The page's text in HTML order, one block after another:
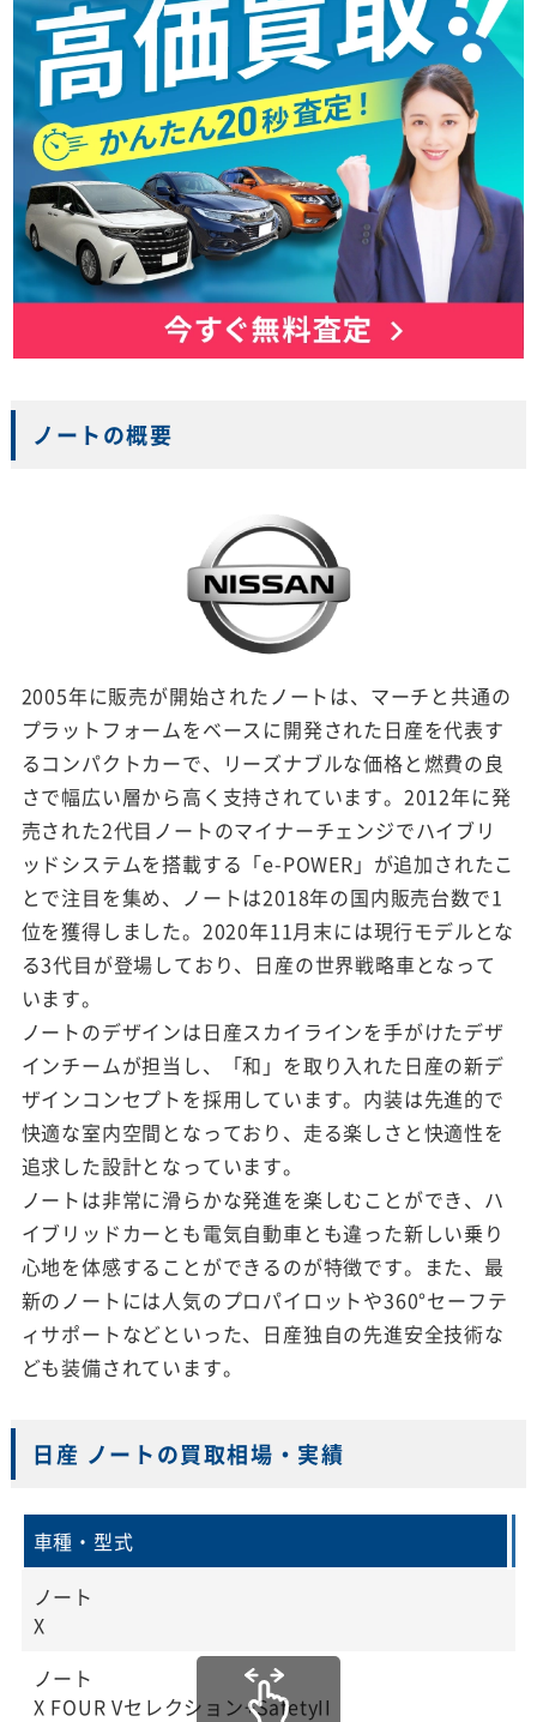
ノートの概要
2005年に販売が開始されたノートは、マーチと共通の
プラットフォームをベースに開発された日産を代表す
るコンパクトカーで、リーズナブルな価格と燃費の良
さで幅広い層から高く支持されています。2012年に発
売された2代目ノートのマイナーチェンジでハイブリ
ッドシステムを搭載する「e-POWER」が追加されたこ
とで注目を集め、ノートは2018年の国内販売台数で1
位を獲得しました。2020年11月末には現行モデルとな
る3代目が登場しており、日産の世界戦略車となって
います。
ノートのデザインは日産スカイラインを手がけたデザ
インチームが担当し、「和」を取り入れた日産の新デ
ザインコンセプトを採用しています。内装は先進的で
快適な室内空間となっており、走る楽しさと快適性を
追求した設計となっています。
ノートは非常に滑らかな発進を楽しむことができ、ハ
イブリッドカーとも電気自動車とも違った新しい乗り
心地を体感することができるのが特徴です。また、最
新のノートには人気のプロパイロットや360°セーフテ
ィサポートなどといった、日産独自の先進安全技術な
ども装備されています。
日産 ノートの買取相場・実績
車種・型式
ノート
X
ノート
X FOUR Vセレクション+SafetyII